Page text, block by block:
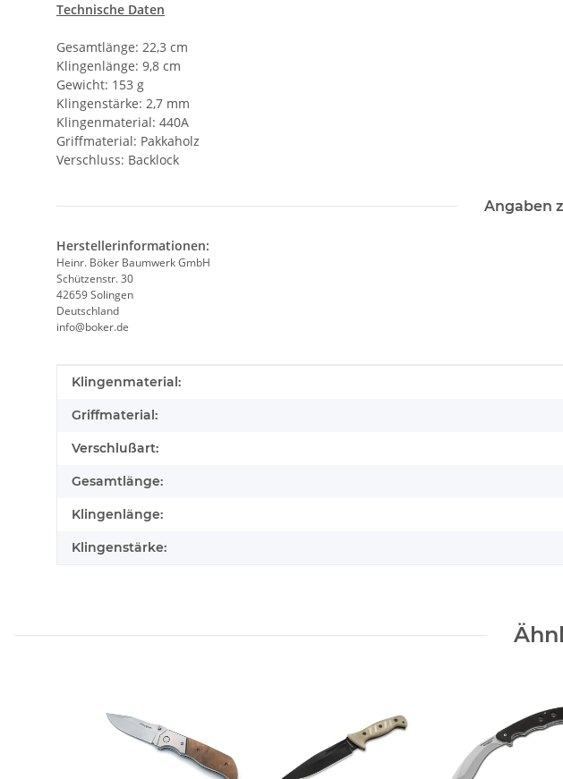
Technische Daten
Gesamtlänge: 22,3 cm
Klingenlänge: 9,8 cm
Gewicht: 153 g
Klingenstärke: 2,7 mm
Klingenmaterial: 440A
Griffmaterial: Pakkaholz
Verschluss: Backlock
Angaben
Herstellerinformationen:
Heinr. Böker Baumwerk GmbH
Schützenstr. 30
42659 Solingen
Deutschland
info@boker.de
Produkteigenschaft
Wert
Klingenmaterial:
Griffmaterial:
Verschlußart:
Gesamtlänge:
Klingenlänge:
Klingenstärke: